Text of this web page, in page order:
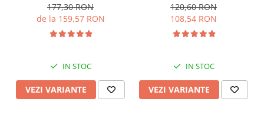
177,30 RON
de la 159,57 RON
IN STOC
VEZI VARIANTE
120,60 RON
108,54 RON
IN STOC
VEZI VARIANTE